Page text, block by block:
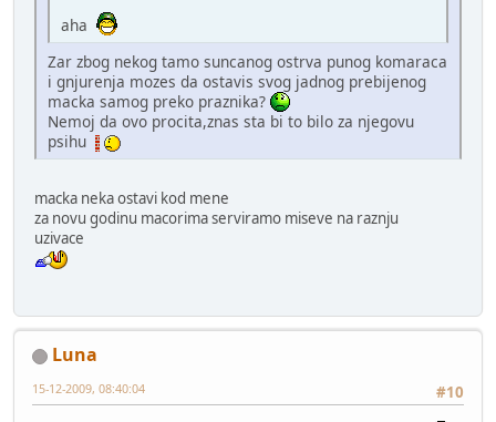
aha
Zar zbog nekog tamo suncanog ostrva punog komaraca
i gnjurenja mozes da ostavis svog jadnog prebijenog
macka samog preko praznika?
Nemoj da ovo procita,znas sta bi to bilo za njegovu
psihu
macka neka ostavi kod mene
za novu godinu macorima serviramo miseve na raznju
uzivace
Luna
#10
15-12-2009, 08:40:04